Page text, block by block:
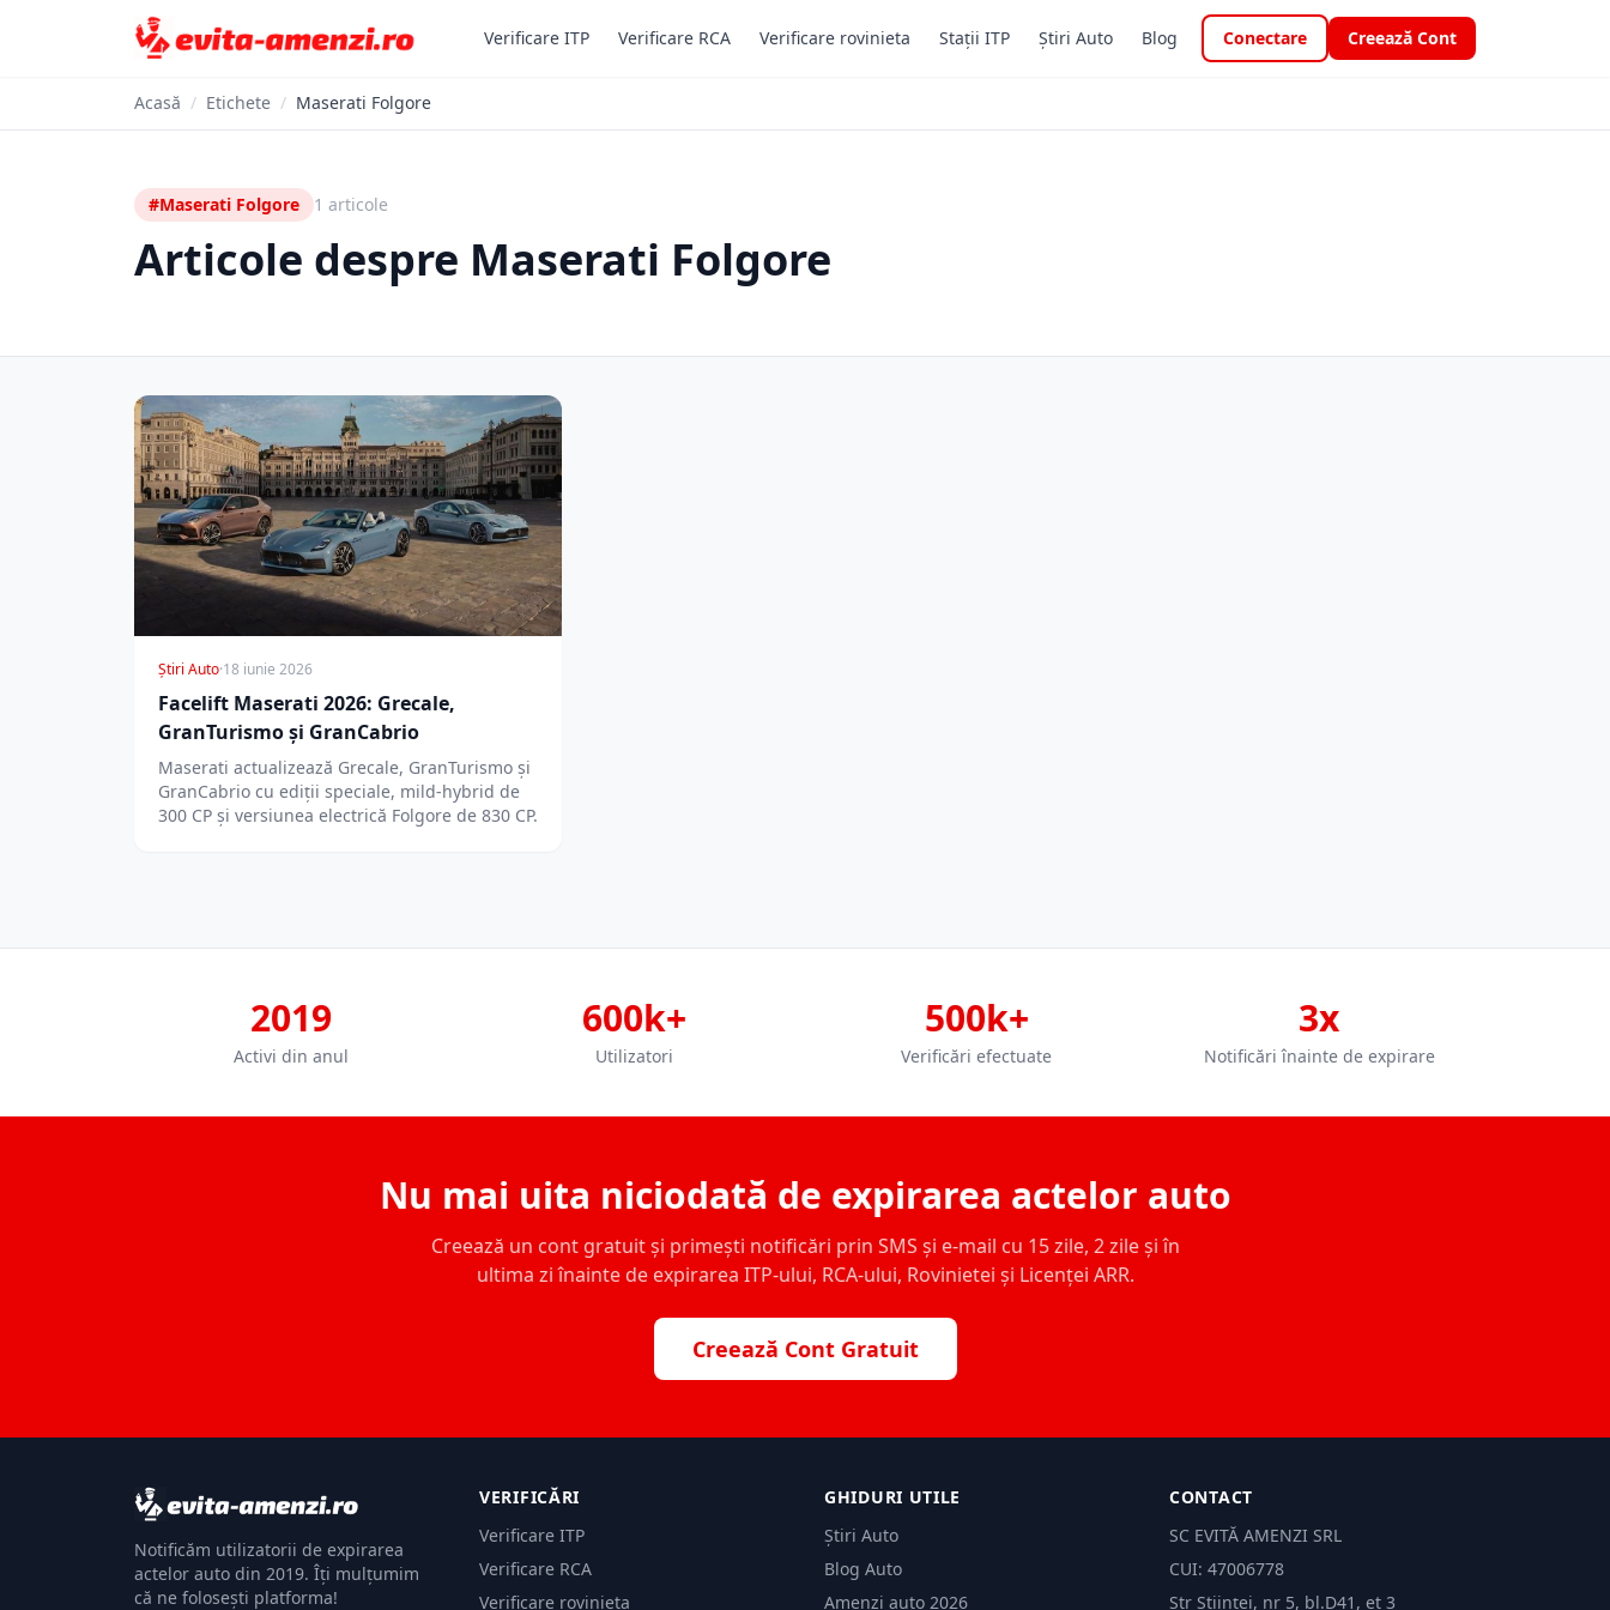
Verificare ITP Verificare RCA Verificare rovinieta Stații ITP Știri Auto Blog Conectare Creează Cont
Acasă / Etichete / Maserati Folgore
#Maserati Folgore 1 articole
Articole despre Maserati Folgore
Știri Auto·18 iunie 2026
Facelift Maserati 2026: Grecale,
GranTurismo și GranCabrio
Maserati actualizează Grecale, GranTurismo și
GranCabrio cu ediții speciale, mild-hybrid de
300 CP și versiunea electrică Folgore de 830 CP.
2019
Activi din anul
600k+
Utilizatori
500k+
Verificări efectuate
3x
Notificări înainte de expirare
Nu mai uita niciodată de expirarea actelor auto
Creează un cont gratuit și primești notificări prin SMS și e-mail cu 15 zile, 2 zile și în
ultima zi înainte de expirarea ITP-ului, RCA-ului, Rovinietei și Licenței ARR.
Creează Cont Gratuit
Notificăm utilizatorii de expirarea
actelor auto din 2019. Îți mulțumim
că ne folosești platforma!
VERIFICĂRI
Verificare ITP
Verificare RCA
Verificare rovinieta
GHIDURI UTILE
Știri Auto
Blog Auto
Amenzi auto 2026
CONTACT
SC EVITĂ AMENZI SRL
CUI: 47006778
Str Științei, nr 5, bl.D41, et 3